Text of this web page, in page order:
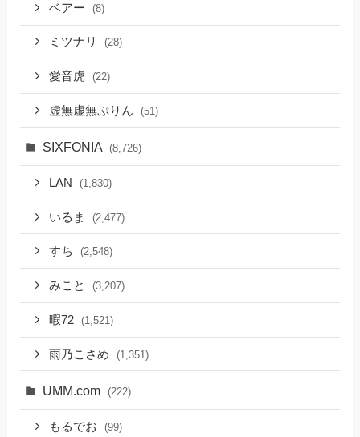
ベアー (8)
ミツナリ (28)
愛音虎 (22)
虚無虚無ぷりん (51)
SIXFONIA (8,726)
LAN (1,830)
いるま (2,477)
すち (2,548)
みこと (3,207)
暇72 (1,521)
雨乃こさめ (1,351)
UMM.com (222)
もるでお (99)